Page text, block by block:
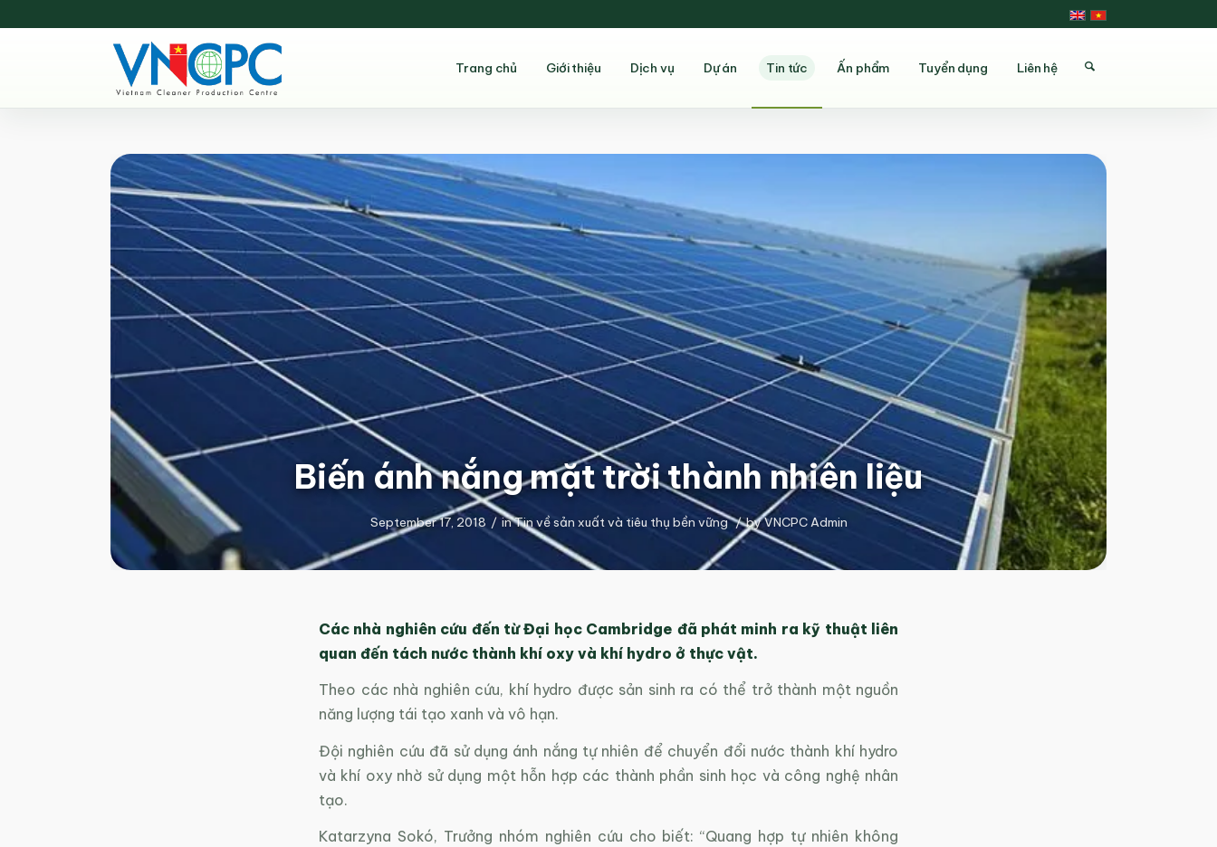
Trang chủ Giới thiệu Dịch vụ Dự án Tin tức Ấn phẩm Tuyển dụng Liên hệ
Biến ánh nắng mặt trời thành nhiên liệu
September 17, 2018 / inTin về sản xuất và tiêu thụ bền vững / byVNCPC Admin
Các nhà nghiên cứu đến từ Đại học Cambridge đã phát minh ra kỹ thuật liên
quan đến tách nước thành khí oxy và khí hydro ở thực vật.
Theo các nhà nghiên cứu, khí hydro được sản sinh ra có thể trở thành một nguồn
năng lượng tái tạo xanh và vô hạn.
Đội nghiên cứu đã sử dụng ánh nắng tự nhiên để chuyển đổi nước thành khí hydro
và khí oxy nhờ sử dụng một hỗn hợp các thành phần sinh học và công nghệ nhân
tạo.
Katarzyna Sokó, Trưởng nhóm nghiên cứu cho biết: “Quang hợp tự nhiên không